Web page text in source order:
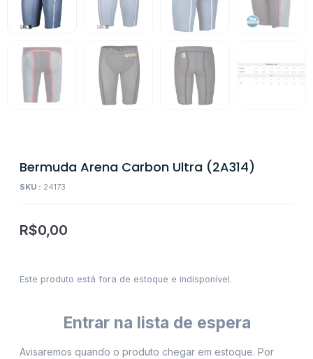
Bermuda Arena Carbon Ultra (2A314)
SKU : 24173
R$0,00
Este produto está fora de estoque e indisponível.
Entrar na lista de espera
Avisaremos quando o produto chegar em estoque. Por